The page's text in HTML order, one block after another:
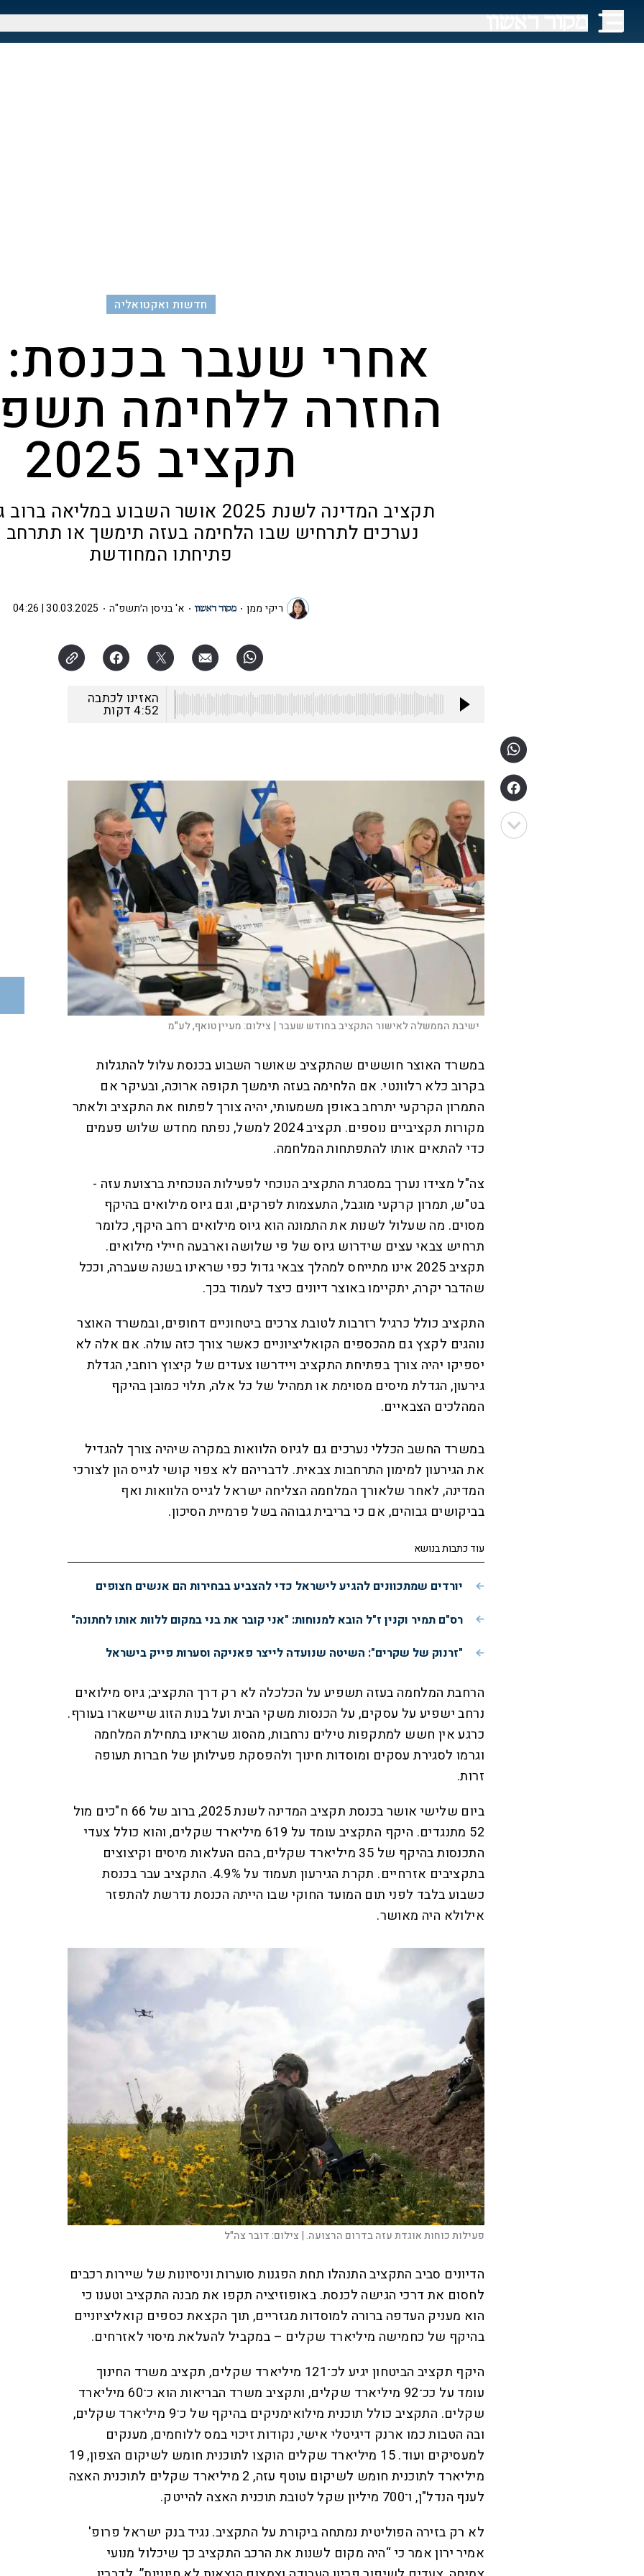
חדשות ואקטואליה
אחרי שעבר בכנסת:
החזרה ללחימה
תקציב 2025
תקציב המדינה לשנת 2025 אושר השבוע
נערכים לתרחיש שבו הלחימה בעזה תימשך או תתרחב
פתיחתו המחודשת
ריקי ממן א' בניסן ה׳תשפ"ה 30.03.2025 | 04:26
האזינו לכתבה
4:52דקות
ישיבת הממשלה לאישור התקציב בחודש שעבר | צילום:מעיין טואף, לע"מ
במשרד האוצר חוששים שהתקציב שאושר השבוע בכנסת עלול להתגלות
בקרוב כלא רלוונטי. אם הלחימה בעזה תימשך תקופה ארוכה, ובעיקר אם
התמרון הקרקעי יתרחב באופן משמעותי, יהיה צורך לפתוח את התקציב ולאתר
מקורות תקציביים נוספים. תקציב 2024 למשל, נפתח מחדש שלוש פעמים
כדי להתאים אותו להתפתחות המלחמה.
צה"ל מצידו נערך במסגרת התקציב הנוכחי לפעילות הנוכחית ברצועת עזה -
בט"ש, תמרון קרקעי מוגבל, התעצמות לפרקים, וגם גיוס מילואים בהיקף
מסוים. מה שעלול לשנות את התמונה הוא גיוס מילואים רחב היקף, כלומר
תרחיש צבאי עצים שידרוש גיוס של פי שלושה וארבעה חיילי מילואים.
תקציב 2025 אינו מתייחס למהלך צבאי גדול כפי שראינו בשנה שעברה, וככל
שהדבר יקרה, יתקיימו באוצר דיונים כיצד לעמוד בכך.
התקציב כולל כרגיל רזרבות לטובת צרכים ביטחוניים דחופים, ובמשרד האוצר
נוהגים לקצץ גם מהכספים הקואליציוניים כאשר צורך כזה עולה. אם אלה לא
יספיקו יהיה צורך בפתיחת התקציב ויידרשו צעדים של קיצוץ רוחבי, הגדלת
גירעון, הגדלת מיסים מסוימת או תמהיל של כל אלה, תלוי כמובן בהיקף
המהלכים הצבאיים.
במשרד החשב הכללי נערכים גם לגיוס הלוואות במקרה שיהיה צורך להגדיל
את הגירעון למימון התרחבות צבאית. לדבריהם לא צפוי קושי לגייס הון לצורכי
המדינה, לאחר שלאורך המלחמה הצליחה ישראל לגייס הלוואות ואף
בביקושים גבוהים, אם כי בריבית גבוהה בשל פרמיית הסיכון.
עוד כתבות בנושא
יורדים שמתכוונים להגיע לישראל כדי להצביע בבחירות הם אנשים חצופים
רס"ם תמיר וקנין ז"ל הובא למנוחות: "אני קובר את בני במקום ללוות אותו לחתונה"
"זרנוק של שקרים": השיטה שנועדה לייצר פאניקה וסערות פייק בישראל
הרחבת המלחמה בעזה תשפיע על הכלכלה לא רק דרך התקציב; גיוס מילואים
נרחב ישפיע על עסקים, על הכנסות משקי הבית ועל בנות הזוג שיישארו בעורף.
כרגע אין חשש למתקפות טילים נרחבות, מהסוג שראינו בתחילת המלחמה
וגרמו לסגירת עסקים ומוסדות חינוך ולהפסקת פעילותן של חברות תעופה
זרות.
ביום שלישי אושר בכנסת תקציב המדינה לשנת 2025, ברוב של 66 ח"כים מול
52 מתנגדים. היקף התקציב עומד על 619 מיליארד שקלים, והוא כולל צעדי
התכנסות בהיקף של 35 מיליארד שקלים, בהם העלאות מיסים וקיצוצים
בתקציבים אזרחיים. תקרת הגירעון תעמוד על 4.9%. התקציב עבר בכנסת
כשבוע בלבד לפני תום המועד החוקי שבו הייתה הכנסת נדרשת להתפזר
אילולא היה מאושר.
פעילות כוחות אוגדת עזה בדרום הרצועה. | צילום:דובר צה"ל
הדיונים סביב התקציב התנהלו תחת הפגנות סוערות וניסיונות של שיירות רכבים
לחסום את דרכי הגישה לכנסת. באופוזיציה תקפו את מבנה התקציב וטענו כי
הוא מעניק העדפה ברורה למוסדות מגזריים, תוך הקצאת כספים קואליציוניים
בהיקף של כחמישה מיליארד שקלים – במקביל להעלאת מיסוי לאזרחים.
היקף תקציב הביטחון יגיע לכ־121 מיליארד שקלים, תקציב משרד החינוך
עומד על ככ־92 מיליארד שקלים, ותקציב משרד הבריאות הוא כ־60 מיליארד
שקלים. התקציב כולל תוכנית מילואימניקים בהיקף של כ־9 מיליארד שקלים,
ובה הטבות כמו ארנק דיגיטלי אישי, נקודות זיכוי במס ללוחמים, מענקים
למעסיקים ועוד. 15 מיליארד שקלים הוקצו לתוכנית חומש לשיקום הצפון, 19
מיליארד לתוכנית חומש לשיקום עוטף עזה, 2 מיליארד שקלים לתוכנית האצה
לענף הנדל"ן, ו־700 מיליון שקל לטובת תוכנית האצה להייטק.
לא רק בזירה הפוליטית נמתחה ביקורת על התקציב. נגיד בנק ישראל פרופ'
אמיר ירון אמר כי “היה מקום לשנות את הרכב התקציב כך שיכלול מנועי